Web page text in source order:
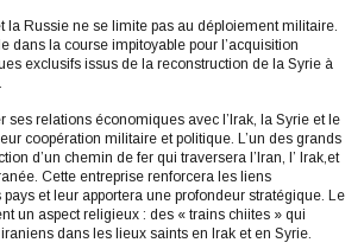
la Russie ne se limite pas au déploiement militaire.
dans la course impitoyable pour l’acquisition
exclusifs issus de la reconstruction de la Syrie à
ses relations économiques avec l’Irak, la Syrie et le
coopération militaire et politique. L’un des grands
d’un chemin de fer qui traversera l’Iran, l’ Irak,et
Cette entreprise renforcera les liens
et leur apportera une profondeur stratégique. Le
un aspect religieux : des « trains chiites » qui
dans les lieux saints en Irak et en Syrie.